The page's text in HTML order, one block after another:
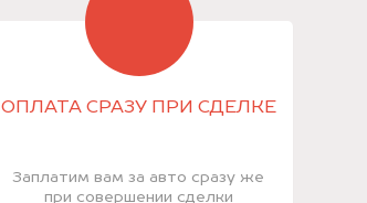
ОПЛАТА СРАЗУ ПРИ СДЕЛКЕ
Заплатим вам за авто сразу же
при совершении сделки